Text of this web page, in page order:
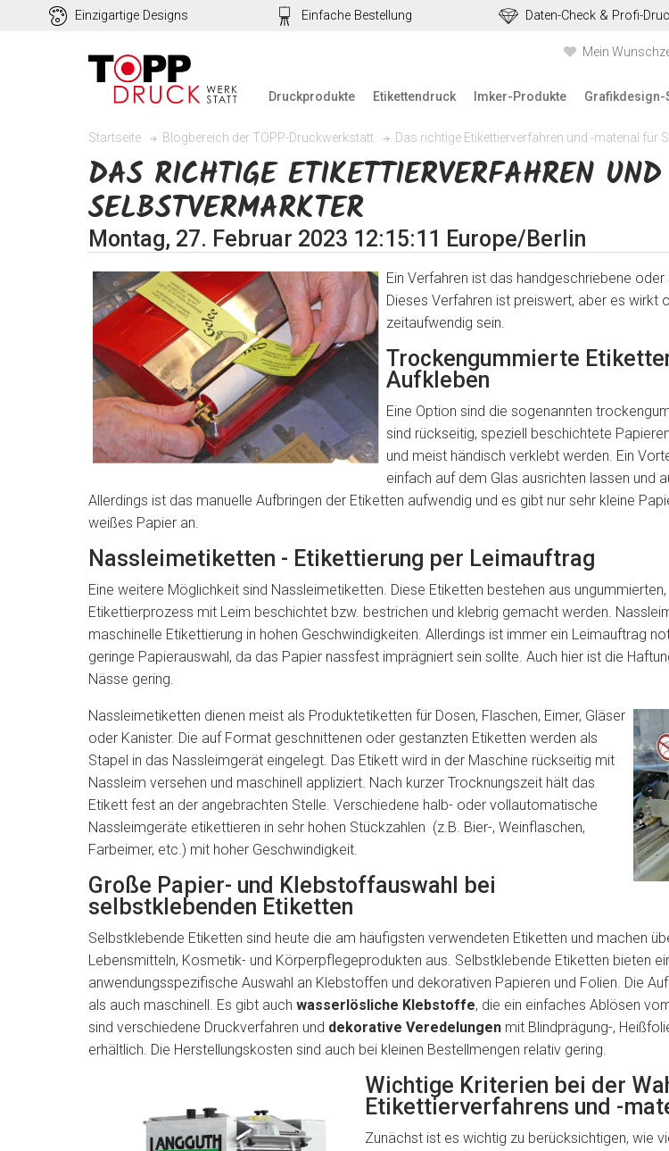
Einzigartige Designs Einfache Bestellung Daten-Check & Profi-
Mein
Druckprodukte Etikettendruck Imker-Produkte Grafikdesign-
Startseite Blogbereich der TOPP-Druckwerkstatt Das richtige Etikettierverfahren und -material für
DAS RICHTIGE ETIKETTIERVERFAHREN
SELBSTVERMARKTER
Montag, 27. Februar 2023 12:15:11 Europe/Berlin
Ein Verfahren ist das handgeschriebene
Dieses Verfahren ist preiswert, aber es wirkt
zeitaufwendig sein.
Trockengummierte
Aufkleben
Eine Option sind die sogenannten
sind rückseitig, speziell beschichtete
und meist händisch verklebt werden. Ein
einfach auf dem Glas ausrichten lassen und
Allerdings ist das manuelle Aufbringen der Etiketten aufwendig und es gibt nur sehr kleine
weißes Papier an.
Nassleimetiketten - Etikettierung per Leimauftrag
Eine weitere Möglichkeit sind Nassleimetiketten. Diese Etiketten bestehen aus
Etikettierprozess mit Leim beschichtet bzw. bestrichen und klebrig gemacht werden.
maschinelle Etikettierung in hohen Geschwindigkeiten. Allerdings ist immer ein Leimauftrag
geringe Papierauswahl, da das Papier nassfest imprägniert sein sollte. Auch hier ist die
Nässe gering.
Nassleimetiketten dienen meist als Produktetiketten für Dosen, Flaschen, Eimer, Gläser
oder Kanister. Die auf Format geschnittenen oder gestanzten Etiketten werden als
Stapel in das Nassleimgerät eingelegt. Das Etikett wird in der Maschine rückseitig mit
Nassleim versehen und maschinell appliziert. Nach kurzer Trocknungszeit hält das
Etikett fest an der angebrachten Stelle. Verschiedene halb- oder vollautomatische
Nassleimgeräte etikettieren in sehr hohen Stückzahlen (z.B. Bier-, Weinflaschen,
Farbeimer, etc.) mit hoher Geschwindigkeit.
Große Papier- und Klebstoffauswahl bei
selbstklebenden Etiketten
Selbstklebende Etiketten sind heute die am häufigsten verwendeten Etiketten und machen
Lebensmitteln, Kosmetik- und Körperpflegeprodukten aus. Selbstklebende Etiketten bieten
anwendungsspezifische Auswahl an Klebstoffen und dekorativen Papieren und Folien. Die
als auch maschinell. Es gibt auch wasserlösliche Klebstoffe, die ein einfaches Ablösen
sind verschiedene Druckverfahren und dekorative Veredelungen mit Blindprägung-,
erhältlich. Die Herstellungskosten sind auch bei kleinen Bestellmengen relativ gering.
Wichtige Kriterien bei der
Etikettierverfahrens und -
Zunächst ist es wichtig zu berücksichtigen, wie